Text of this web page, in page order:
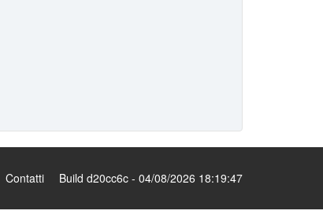
Contatti Build d20cc6c - 04/08/2026 18:19:47